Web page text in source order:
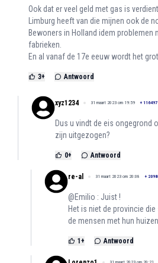
Ook dat er veel geld met gas is
Limburg heeft van die mijnen ook de
Bewoners in Holland idem problemen
fabrieken.
En al vanaf de 17e eeuw wordt het
3+ Antwoord
xyz1234 31 maart 2023 om 19:59 + 116497
Dus u vindt de eis ongegrond
zijn uitgezogen?
0+ Antwoord
re-al 31 maart 2023 om 20:08 +
@Emilio : Juist !
Het is niet de provincie
de mensen met hun
1 + Antwoord